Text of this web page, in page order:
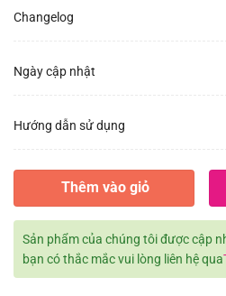
Changelog
Ngày cập nhật
Hướng dẫn sử dụng
Thêm vào giỏ
Sản phẩm của chúng tôi được cập
bạn có thắc mắc vui lòng liên hệ qua